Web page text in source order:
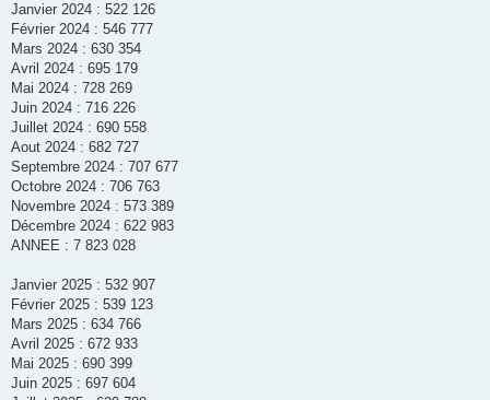
Janvier 2024 : 522 126
Février 2024 : 546 777
Mars 2024 : 630 354
Avril 2024 : 695 179
Mai 2024 : 728 269
Juin 2024 : 716 226
Juillet 2024 : 690 558
Aout 2024 : 682 727
Septembre 2024 : 707 677
Octobre 2024 : 706 763
Novembre 2024 : 573 389
Décembre 2024 : 622 983
ANNEE : 7 823 028
Janvier 2025 : 532 907
Février 2025 : 539 123
Mars 2025 : 634 766
Avril 2025 : 672 933
Mai 2025 : 690 399
Juin 2025 : 697 604